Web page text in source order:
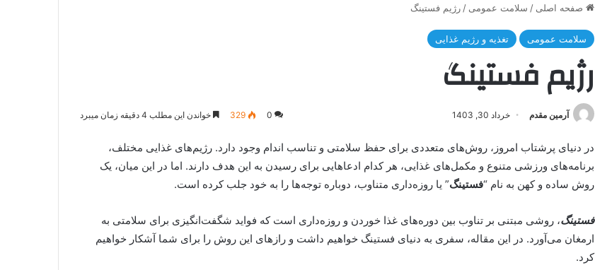
صفحه اصلی / سلامت عمومی / رژیم فستینگ
سلامت عمومی تغذیه و رژیم غذایی
رژیم فستینگ
آرمین مقدم خرداد 30, 1403 0
329 خواندن این مطلب 4 دقیقه زمان میبرد
در دنیای پرشتاب امروز، روش‌های متعددی برای حفظ سلامتی و تناسب اندام وجود دارد. رژیم‌های غذایی مختلف،
برنامه‌های ورزشی متنوع و مکمل‌های غذایی، هر کدام ادعاهایی برای رسیدن به این هدف دارند. اما در این میان، یک
روش ساده و کهن به نام “فستینگ” یا روزه‌داری متناوب، دوباره توجه‌ها را به خود جلب کرده است.
فستینگ، روشی مبتنی بر تناوب بین دوره‌های غذا خوردن و روزه‌داری است که فواید شگفت‌انگیزی برای سلامتی به
ارمغان می‌آورد. در این مقاله، سفری به دنیای فستینگ خواهیم داشت و رازهای این روش را برای شما آشکار خواهیم
کرد.